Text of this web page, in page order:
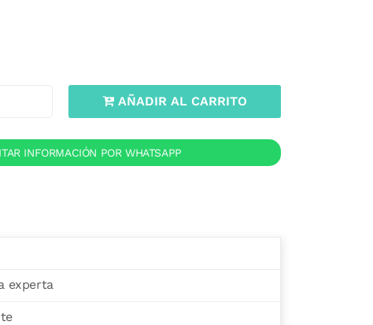
AÑADIR AL CARRITO
INFORMACIÓN POR WHATSAPP
experta